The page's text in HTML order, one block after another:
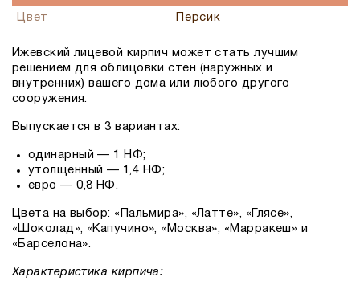
Цвет Персик
Ижевский лицевой кирпич может стать лучшим
решением для облицовки стен (наружных и
внутренних) вашего дома или любого другого
сооружения.
Выпускается в 3 вариантах:
одинарный — 1 НФ;
утолщенный — 1,4 НФ;
евро — 0,8 НФ.
Цвета на выбор: «Пальмира», «Латте», «Глясе»,
«Шоколад», «Капучино», «Москва», «Марракеш» и
«Барселона».
Характеристика кирпича: